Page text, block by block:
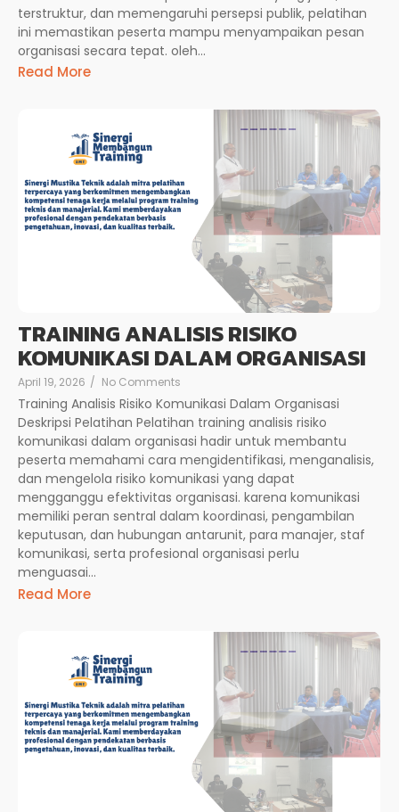
terstruktur, dan memengaruhi persepsi publik, pelatihan
ini memastikan peserta mampu menyampaikan pesan
organisasi secara tepat. oleh...
Read More
TRAINING ANALISIS RISIKO
KOMUNIKASI DALAM ORGANISASI
April 19, 2026 / No Comments
Training Analisis Risiko Komunikasi Dalam Organisasi
Deskripsi Pelatihan Pelatihan training analisis risiko
komunikasi dalam organisasi hadir untuk membantu
peserta memahami cara mengidentifikasi, menganalisis,
dan mengelola risiko komunikasi yang dapat
mengganggu efektivitas organisasi. karena komunikasi
memiliki peran sentral dalam koordinasi, pengambilan
keputusan, dan hubungan antarunit, para manajer, staf
komunikasi, serta profesional organisasi perlu
menguasai...
Read More